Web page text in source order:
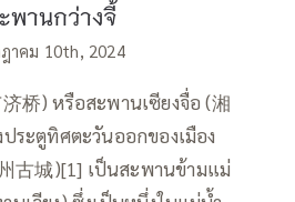
พานกว่างจี้
าคม 10th, 2024
桥) หรือสะพานเซียงจื่อ (湘
ระตูทิศตะวันออกของเมือง
古城)[1] เป็นสะพานข้ามแม่